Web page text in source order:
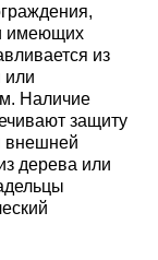
имеющих
из
или
Наличие
защиту
внешней
дерева или